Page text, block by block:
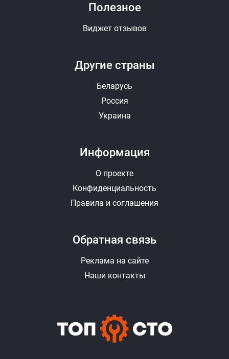
Другие страны
Беларусь
Россия
Украина
Полезное
Виджет отзывов
Информация
О проекте
Конфиденциальность
Правила и соглашения
Обратная связь
Реклама на сайте
Наши контакты